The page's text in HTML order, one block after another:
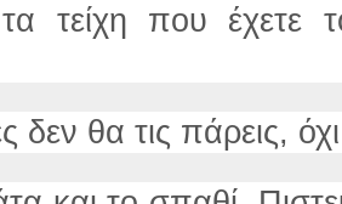
τείχη που έχετε
δεν θα τις πάρεις,